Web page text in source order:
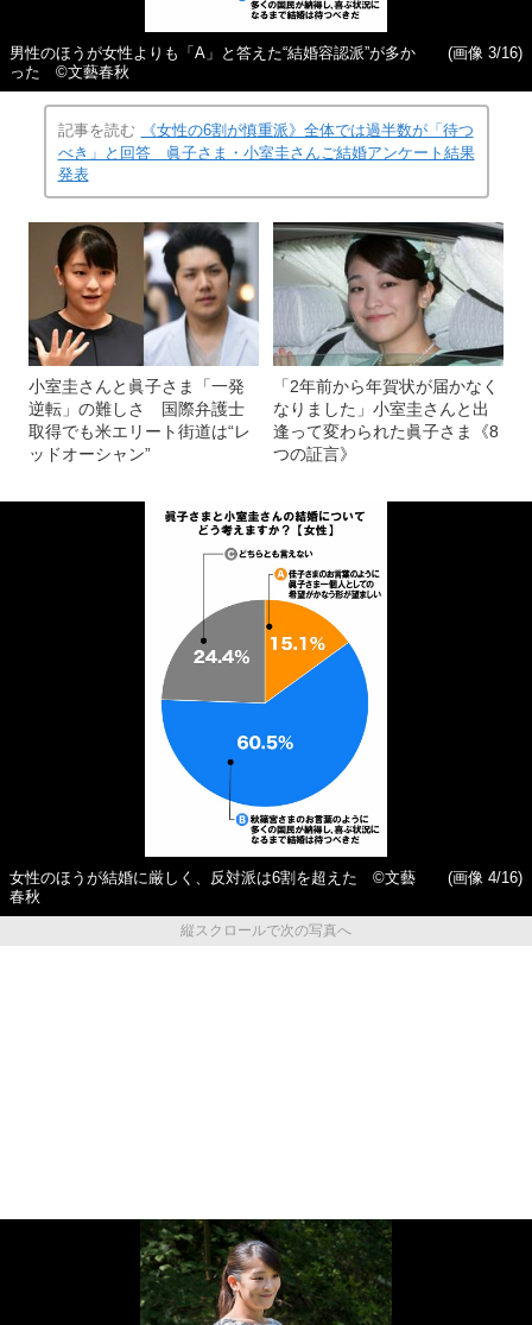
男性のほうが女性よりも「A」と答えた“結婚容認派”が多か
った ©文藝春秋
(画像 3/16)
記事を読む
《女性の6割が慎重派》全体では過半数が「待つ
べき」と回答 眞子さま・小室圭さんご結婚アンケート結果
発表
小室圭さんと眞子さま「一発
逆転」の難しさ 国際弁護士
取得でも米エリート街道は“レ
ッドオーシャン”
「2年前から年賀状が届かなく
なりました」小室圭さんと出
逢って変わられた眞子さま《8
つの証言》
女性のほうが結婚に厳しく、反対派は6割を超えた ©文藝
春秋
(画像 4/16)
縦スクロールで次の写真へ